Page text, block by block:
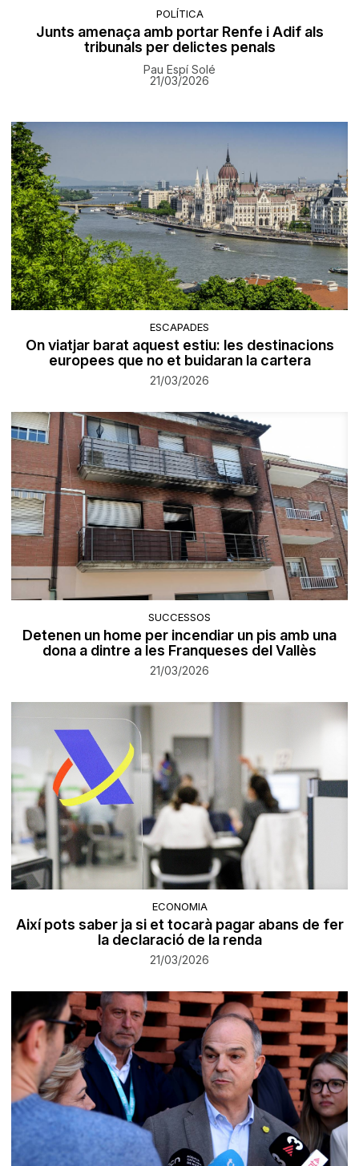
POLÍTICA
Junts amenaça amb portar Renfe i Adif als
tribunals per delictes penals
Pau Espí Solé
21/03/2026
ESCAPADES
On viatjar barat aquest estiu: les destinacions
europees que no et buidaran la cartera
21/03/2026
SUCCESSOS
Detenen un home per incendiar un pis amb una
dona a dintre a les Franqueses del Vallès
21/03/2026
ECONOMIA
Així pots saber ja si et tocarà pagar abans de fer
la declaració de la renda
21/03/2026